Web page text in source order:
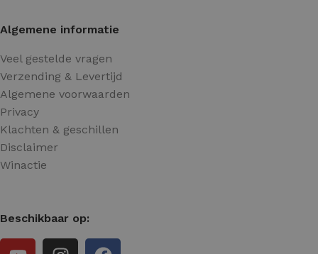
Algemene informatie
Veel gestelde vragen
Verzending & Levertijd
Algemene voorwaarden
Privacy
Klachten & geschillen
Disclaimer
Winactie
Beschikbaar op: